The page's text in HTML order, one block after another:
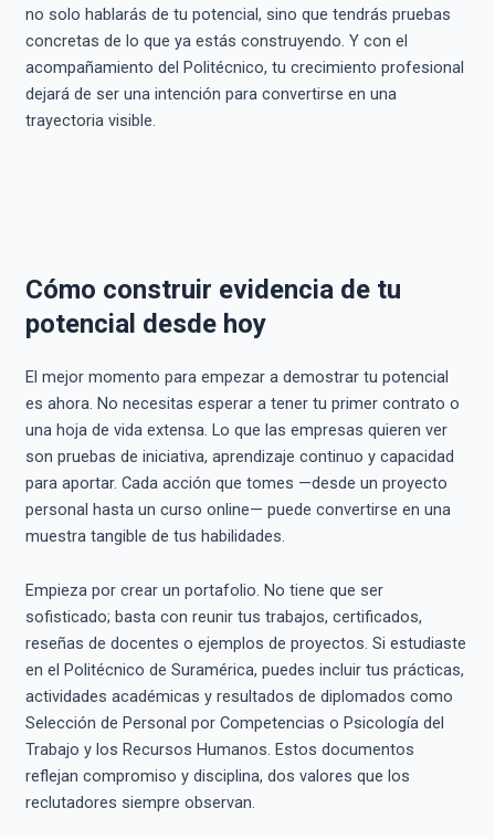
no solo hablarás de tu potencial, sino que tendrás pruebas
concretas de lo que ya estás construyendo. Y con el
acompañamiento del Politécnico, tu crecimiento profesional
dejará de ser una intención para convertirse en una
trayectoria visible.
Cómo construir evidencia de tu
potencial desde hoy
El mejor momento para empezar a demostrar tu potencial
es ahora. No necesitas esperar a tener tu primer contrato o
una hoja de vida extensa. Lo que las empresas quieren ver
son pruebas de iniciativa, aprendizaje continuo y capacidad
para aportar. Cada acción que tomes —desde un proyecto
personal hasta un curso online— puede convertirse en una
muestra tangible de tus habilidades.
Empieza por crear un portafolio. No tiene que ser
sofisticado; basta con reunir tus trabajos, certificados,
reseñas de docentes o ejemplos de proyectos. Si estudiaste
en el Politécnico de Suramérica, puedes incluir tus prácticas,
actividades académicas y resultados de diplomados como
Selección de Personal por Competencias o Psicología del
Trabajo y los Recursos Humanos. Estos documentos
reflejan compromiso y disciplina, dos valores que los
reclutadores siempre observan.